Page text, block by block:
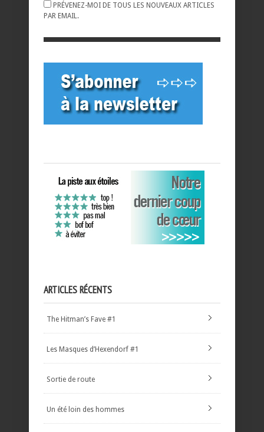
PRÉVENEZ-MOI DE TOUS LES NOUVEAUX ARTICLES
PAR EMAIL.
ARTICLES RÉCENTS
The Hitman’s Fave #1
Les Masques d’Hexendorf #1
Sortie de route
Un été loin des hommes